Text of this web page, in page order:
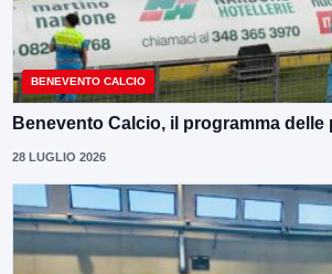
BENEVENTO CALCIO
Benevento Calcio, il programma delle
28 LUGLIO 2026